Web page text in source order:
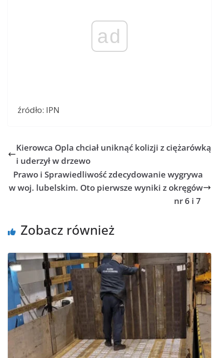
ad
źródło: IPN
Kierowca Opla chciał uniknąć kolizji z ciężarówką
i uderzył w drzewo
Prawo i Sprawiedliwość zdecydowanie wygrywa
w woj. lubelskim. Oto pierwsze wyniki z okręgów
nr 6 i 7
Zobacz również